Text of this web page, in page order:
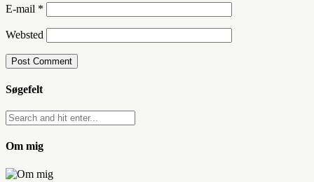
E-mail *
Websted
Søgefelt
Om mig